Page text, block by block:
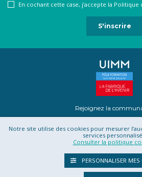
En cochant cette case, j’accepte la
Rejoignez la
Contact Projet
CGU
CGV
Notre site utilise des cookies pour mesurer
services
Consulter la politique
PERSONNALISER MES